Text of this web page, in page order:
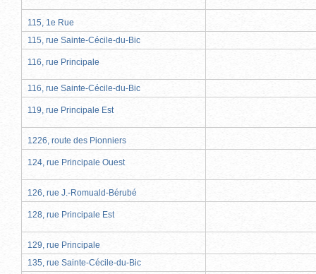
115, 1e Rue
115, rue Sainte-Cécile-du-Bic
116, rue Principale
116, rue Sainte-Cécile-du-Bic
119, rue Principale Est
1226, route des Pionniers
124, rue Principale Ouest
126, rue J.-Romuald-Bérubé
128, rue Principale Est
129, rue Principale
135, rue Sainte-Cécile-du-Bic